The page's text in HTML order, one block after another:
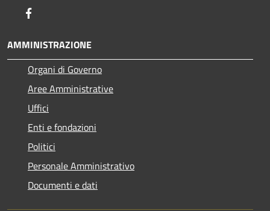
AMMINISTRAZIONE
Organi di Governo
Aree Amministrative
Uffici
Enti e fondazioni
Politici
Personale Amministrativo
Documenti e dati